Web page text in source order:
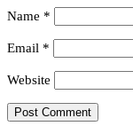
Name *
Email *
Website